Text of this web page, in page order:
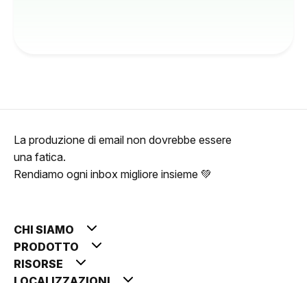
La produzione di email non dovrebbe essere
una fatica.
Rendiamo ogni inbox migliore insieme 💚
CHI SIAMO
PRODOTTO
RISORSE